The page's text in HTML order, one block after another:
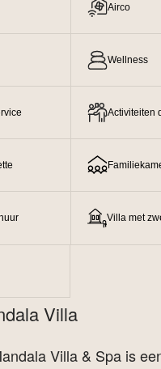
Villa
Villa & Spa is
Airco
Wellness
Activiteiten
Villa met